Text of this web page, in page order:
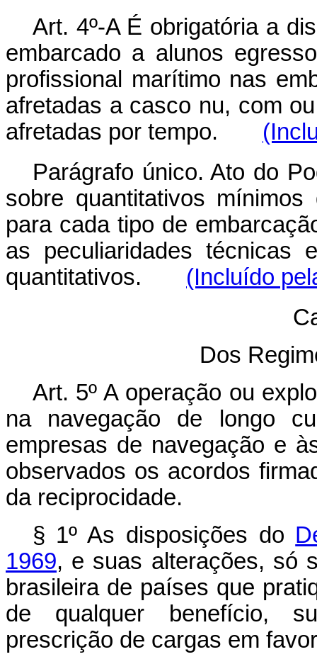
Art. 4º-A É obrigatória a
embarcado a alunos
profissional marítimo nas
afretadas a casco nu, com
afretadas por tempo.
Parágrafo único. Ato do
sobre quantitativos
para cada tipo de
as peculiaridades técnicas
quantitativos. (Incluído
Dos
Art. 5º A operação ou
na navegação de longo
empresas de navegação e
observados os acordos
da reciprocidade.
§ 1º As disposições do
1969, e suas alterações, só
brasileira de países que
de qualquer benefício,
prescrição de cargas em